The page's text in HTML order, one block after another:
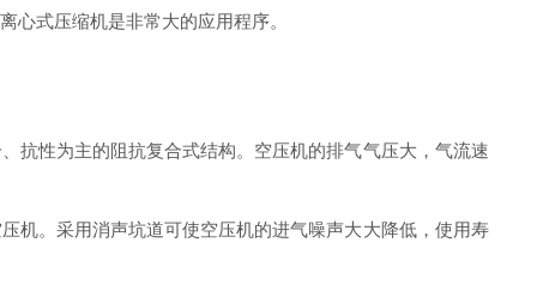
式压缩机是非常大的应用程序。
性为主的阻抗复合式结构。空压机的排气气压大，气流速
。采用消声坑道可使空压机的进气噪声大大降低，使用寿